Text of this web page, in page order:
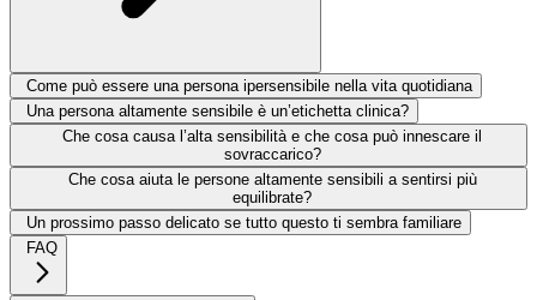
Come può essere una persona ipersensibile nella vita quotidiana
Una persona altamente sensibile è un’etichetta clinica?
Che cosa causa l’alta sensibilità e che cosa può innescare il
sovraccarico?
Che cosa aiuta le persone altamente sensibili a sentirsi più
equilibrate?
Un prossimo passo delicato se tutto questo ti sembra familiare
FAQ